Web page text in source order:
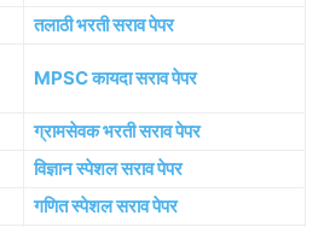
तलाठी भरती सराव पेपर
MPSC कायदा सराव पेपर
ग्रामसेवक भरती सराव पेपर
विज्ञान स्पेशल सराव पेपर
गणित स्पेशल सराव पेपर